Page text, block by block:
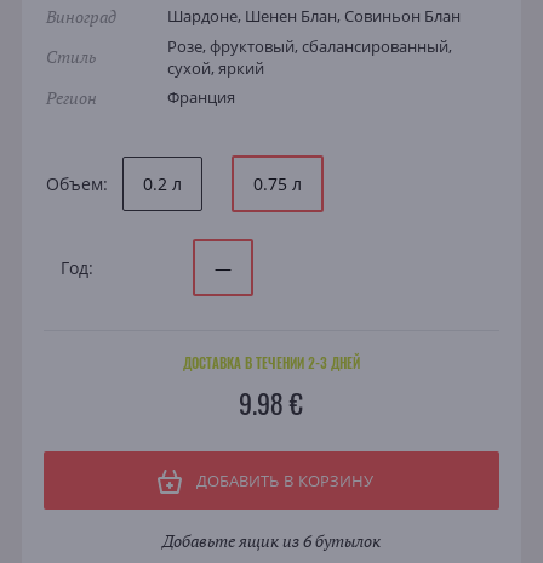
Виноград Шардоне, Шенен Блан, Совиньон Блан
Стиль
Розе, фруктовый, сбалансированный,
сухой, яркий
Регион Франция
Объем: 0.2 л 0.75 л
Год: —
ДОСТАВКА В ТЕЧЕНИИ 2-3 ДНЕЙ
9.98 €
ДОБАВИТЬ В КОРЗИНУ
Добавьте ящик из 6 бутылок